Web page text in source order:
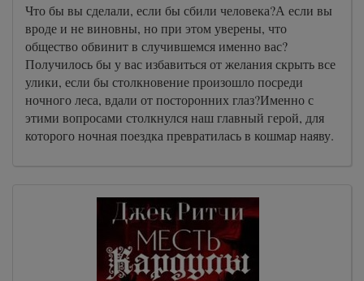
Что бы вы сделали, если бы сбили человека?А если вы
вроде и не виновны, но при этом уверены, что
общество обвинит в случившемся именно вас?
Получилось бы у вас избавиться от желания скрыть все
улики, если бы столкновение произошло посреди
ночного леса, вдали от посторонних глаз?Именно с
этими вопросами столкнулся наш главный герой, для
которого ночная поездка превратилась в кошмар наяву.